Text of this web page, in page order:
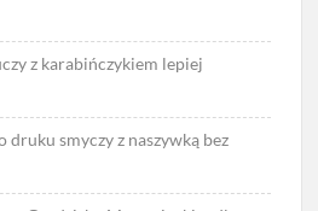
z karabińczykiem lepiej
druku smyczy z naszywką bez